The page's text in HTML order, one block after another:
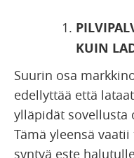
KUIN
Suurin osa
edellyttää että
ylläpidät sovellusta
Tämä yleensä
syntyä este